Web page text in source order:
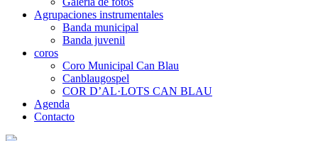
Agrupaciones instrumentales
Banda municipal
Banda juvenil
coros
Coro Municipal Can Blau
Canblaugospel
COR D’AL·LOTS CAN BLAU
Agenda
Contacto